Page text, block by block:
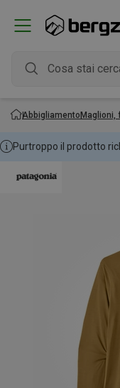
AbbigliamentoMaglioni,
Purtroppo il prodotto